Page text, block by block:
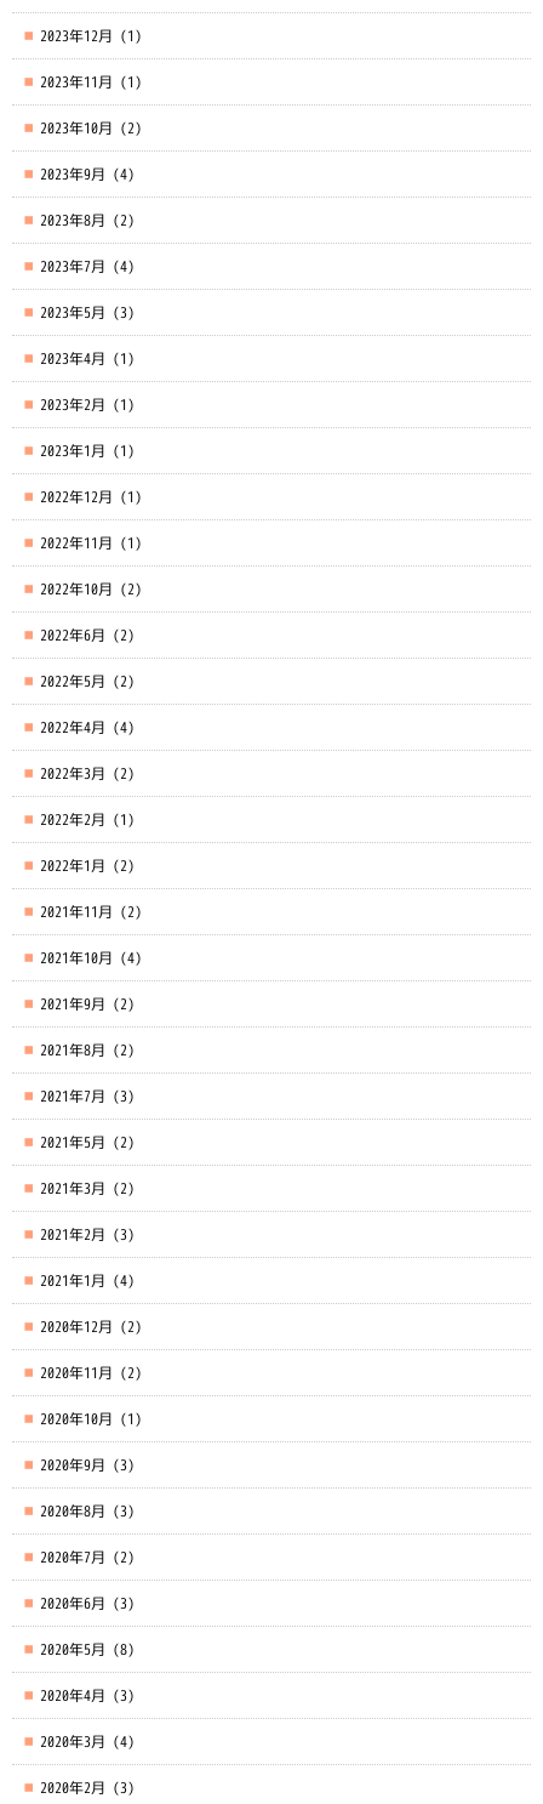
2023年12月 (1)
2023年11月 (1)
2023年10月 (2)
2023年9月 (4)
2023年8月 (2)
2023年7月 (4)
2023年5月 (3)
2023年4月 (1)
2023年2月 (1)
2023年1月 (1)
2022年12月 (1)
2022年11月 (1)
2022年10月 (2)
2022年6月 (2)
2022年5月 (2)
2022年4月 (4)
2022年3月 (2)
2022年2月 (1)
2022年1月 (2)
2021年11月 (2)
2021年10月 (4)
2021年9月 (2)
2021年8月 (2)
2021年7月 (3)
2021年5月 (2)
2021年3月 (2)
2021年2月 (3)
2021年1月 (4)
2020年12月 (2)
2020年11月 (2)
2020年10月 (1)
2020年9月 (3)
2020年8月 (3)
2020年7月 (2)
2020年6月 (3)
2020年5月 (8)
2020年4月 (3)
2020年3月 (4)
2020年2月 (3)